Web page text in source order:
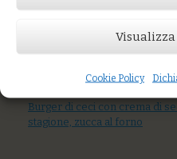
Cookie Policy
Burger di ceci, crema di
Burger di ceci con crema di
stagione, zucca al forno